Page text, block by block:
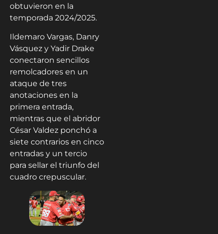
obtuvieron en la
temporada 2024/2025.
Ildemaro Vargas, Danry
Vásquez y Yadir Drake
conectaron sencillos
remolcadores en un
ataque de tres
anotaciones en la
primera entrada,
mientras que el abridor
César Valdez ponchó a
siete contrarios en cinco
entradas y un tercio
para sellar el triunfo del
cuadro crepuscular.